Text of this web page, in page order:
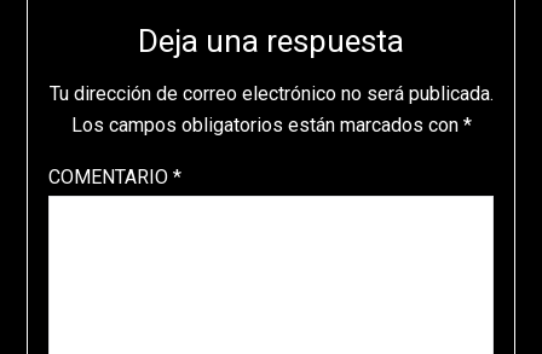
Deja una respuesta
Tu dirección de correo electrónico no será publicada.
Los campos obligatorios están marcados con *
COMENTARIO *